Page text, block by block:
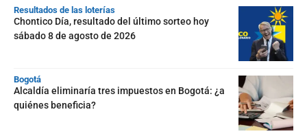
Resultados de las loterías
Chontico Día, resultado del último sorteo hoy
sábado 8 de agosto de 2026
Bogotá
Alcaldía eliminaría tres impuestos en Bogotá: ¿a
quiénes beneficia?